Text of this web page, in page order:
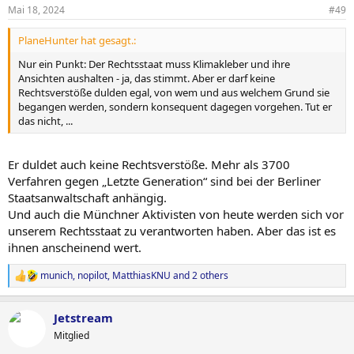
die Steinzeit (überspitzt ausgedrückt) den Klimawandel aufhalten
kann.
Nein, wir müssen da über mehrere Punkte nachdenken:
1. Adaption: Wir müssen lernen, damit zu leben! Oftmals heißt es,
die Erde hält die CO2-Emissionen nicht aus - das ist falsch. Die Erde
wird den Klimawandel aushalten. Es wird zwar einiges an
Biodiversität verloren gehen, aber wohl auch Neues entstehen.
Wir haben aber ein anderes Problem: WIR (die Menschheit) halten
werden Probleme mit Wasserverteilung bekommen, WIR werden
die Kriege um Wasser und Nahrungsmittel (insbesondere in Afrika)
führen. Gleichzeitig müssen wir uns an Extremereignisse gewöhnen
und Schutzvorkehrungen treffen.
Und wir in Deutschland sind hier extrem ins Hintertreffen geraten.
Trinkwasserbrunnen, Räume zum Abkühlen, bessere medizinische
Versorgung, insbesondere auch angepasst auf Hitzeprobleme,
Hochwasserschutz, verbesserte Regenableitsysteme, Flutpolder -
ich könnte ewig hier weitermachen. Viele Länder sind hier viel
weiter!
2. Mitigation: Wir müssen natürlich auch versuchen, den
Klimawandel abzuschwächen!
s
:
Mai 18, 2024 #49
PlaneHunter hat gesagt.:
Nur ein Punkt: Der Rechtsstaat muss Klimakleber und ihre
Ansichten aushalten - ja, das stimmt. Aber er darf keine
Rechtsverstöße dulden egal, von wem und aus welchem Grund sie
begangen werden, sondern konsequent dagegen vorgehen. Tut er
das nicht, ...
Er duldet auch keine Rechtsverstöße. Mehr als 3700
Verfahren gegen „Letzte Generation“ sind bei der Berliner
Staatsanwaltschaft anhängig.
Und auch die Münchner Aktivisten von heute werden sich vor
unserem Rechtsstaat zu verantworten haben. Aber das ist es
ihnen anscheinend wert.
R
e
c
munich, nopilot, MatthiasKNU and 2 others
Jetstream
Mitglied